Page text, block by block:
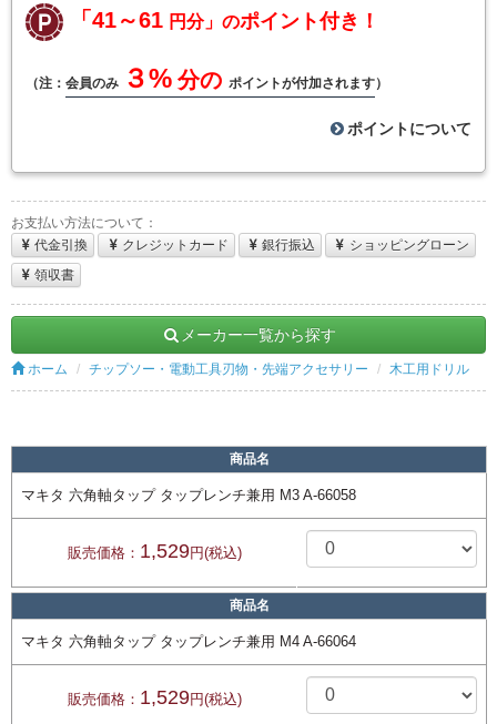
「41～61 円分」のポイント付き！
（注： 会員のみ ３% 分の ポイントが付加されます）
ポイントについて
お支払い方法について：
代金引換
クレジットカード 銀行振込
ショッピングローン
領収書
メーカー一覧から探す
ホーム チップソー・電動工具刃物・先端アクセサリー 木工用ドリル
商品名
マキタ 六角軸タップ タップレンチ兼用 M3 A-66058
販売価格： 1,529円(税込)
商品名
マキタ 六角軸タップ タップレンチ兼用 M4 A-66064
販売価格： 1,529円(税込)